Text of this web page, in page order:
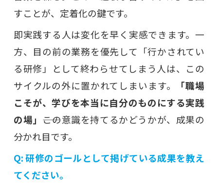
すことが、定着化の鍵です。
即実践する人は変化を早く実感できます。一
方、目の前の業務を優先して「行かされてい
る研修」として終わらせてしまう人は、この
サイクルの外に置かれてしまいます。
「職場
こそが、学びを本当に自分のものにする実践
の場」 ――この意識を持てるかどうかが、成果の
分かれ目です。
Q: 研修のゴールとして掲げている成果を教え
てください。